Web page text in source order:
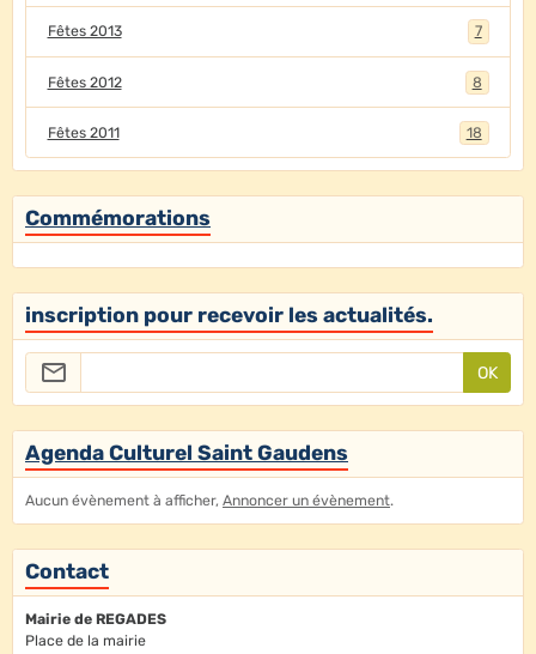
Fêtes 2013 7
Fêtes 2012 8
Fêtes 2011 18
Commémorations
inscription pour recevoir les actualités.
OK
Agenda Culturel Saint Gaudens
Aucun évènement à afficher, Annoncer un évènement.
Contact
Mairie de REGADES
Place de la mairie